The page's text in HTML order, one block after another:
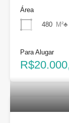
Área
480 M²♣
Para Alugar